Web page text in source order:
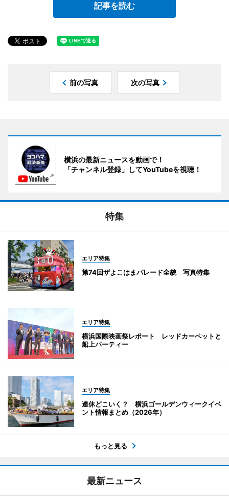
記事を読む
前の写真 次の写真
横浜の最新ニュースを動画で！
「チャンネル登録」してYouTubeを視聴！
特集
エリア特集
第74回ザよこはまパレード全貌 写真特集
エリア特集
横浜国際映画祭レポート レッドカーペットと
船上パーティー
エリア特集
連休どこいく？ 横浜ゴールデンウィークイベ
ント情報まとめ（2026年）
もっと見る
最新ニュース